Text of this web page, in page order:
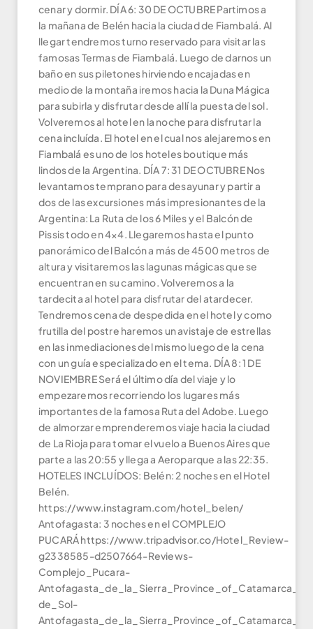
cenar y dormir. DÍA 6: 30 DE OCTUBRE Partimos a
la mañana de Belén hacia la ciudad de Fiambalá. Al
llegar tendremos turno reservado para visitar las
famosas Termas de Fiambalá. Luego de darnos un
baño en sus piletones hirviendo encajadas en
medio de la montaña iremos hacia la Duna Mágica
para subirla y disfrutar desde allí la puesta del sol.
Volveremos al hotel en la noche para disfrutar la
cena incluída. El hotel en el cual nos alejaremos en
Fiambalá es uno de los hoteles boutique más
lindos de la Argentina. DÍA 7: 31 DE OCTUBRE Nos
levantamos temprano para desayunar y partir a
dos de las excursiones más impresionantes de la
Argentina: La Ruta de los 6 Miles y el Balcón de
Pissis todo en 4×4. Llegaremos hasta el punto
panorámico del Balcón a más de 4500 metros de
altura y visitaremos las lagunas mágicas que se
encuentran en su camino. Volveremos a la
tardecita al hotel para disfrutar del atardecer.
Tendremos cena de despedida en el hotel y como
frutilla del postre haremos un avistaje de estrellas
en las inmediaciones del mismo luego de la cena
con un guía especializado en el tema. DÍA 8: 1 DE
NOVIEMBRE Será el último día del viaje y lo
empezaremos recorriendo los lugares más
importantes de la famosa Ruta del Adobe. Luego
de almorzar emprenderemos viaje hacia la ciudad
de La Rioja para tomar el vuelo a Buenos Aires que
parte a las 20:55 y llega a Aeroparque a las 22:35.
HOTELES INCLUÍDOS: Belén: 2 noches en el Hotel
Belén.
https://www.instagram.com/hotel_belen/
Antofagasta: 3 noches en el COMPLEJO
PUCARÁ https://www.tripadvisor.co/Hotel_Review-
g2338585-d2507664-Reviews-
Complejo_Pucara-
de_Sol-